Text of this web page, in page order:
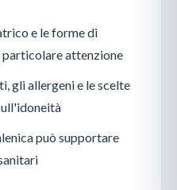
e le forme di
particolare attenzione
gli allergeni e le scelte
può supportare